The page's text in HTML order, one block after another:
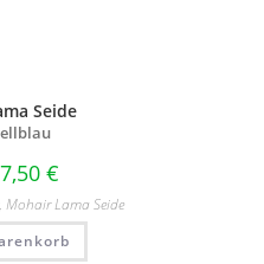
Seide
7,50 €
, Mohair Lama Seide